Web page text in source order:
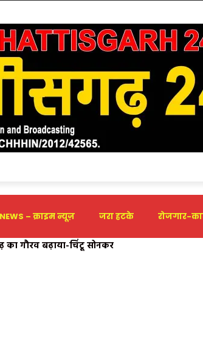
– क्राइम न्यूज़ जरा हटके रोजगार-
का गौरव बढ़ाया-चिंटू सोनकर
में ऐतिहासिक स्वागत, CM साय ने की 30 लाख और